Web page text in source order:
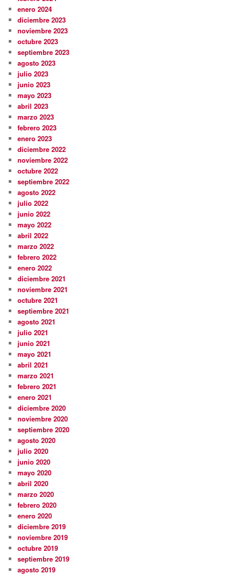
enero 2024
diciembre 2023
noviembre 2023
octubre 2023
septiembre 2023
agosto 2023
julio 2023
junio 2023
mayo 2023
abril 2023
marzo 2023
febrero 2023
enero 2023
diciembre 2022
noviembre 2022
octubre 2022
septiembre 2022
agosto 2022
julio 2022
junio 2022
mayo 2022
abril 2022
marzo 2022
febrero 2022
enero 2022
diciembre 2021
noviembre 2021
octubre 2021
septiembre 2021
agosto 2021
julio 2021
junio 2021
mayo 2021
abril 2021
marzo 2021
febrero 2021
enero 2021
diciembre 2020
noviembre 2020
septiembre 2020
agosto 2020
julio 2020
junio 2020
mayo 2020
abril 2020
marzo 2020
febrero 2020
enero 2020
diciembre 2019
noviembre 2019
octubre 2019
septiembre 2019
agosto 2019